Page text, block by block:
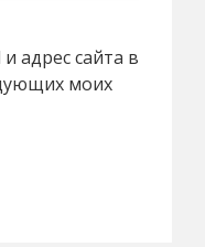
адрес сайта в
моих